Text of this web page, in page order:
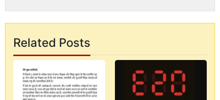
Related Posts